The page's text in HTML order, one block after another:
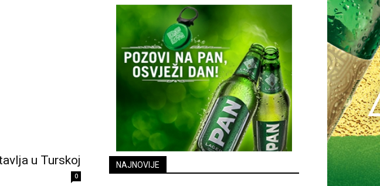
u Turskoj
0
NAJNOVIJE